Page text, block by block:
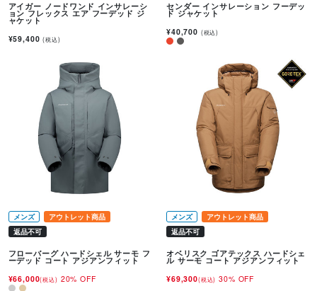
アイガー ノードワンド インサレーシ
ョン フレックス エア フーデッド ジ
ャケット
¥59,400(税込)
センダー インサレーション フーデッ
ド ジャケット
¥40,700 (税込)
メンズ
アウトレット商品
返品不可
フローバーグ ハードシェル サーモ フ
ーデッド コート アジアンフィット
¥66,000(税込) 20% OFF
メンズ
アウトレット商品
返品不可
オベリスク ゴアテックス ハードシェ
ル サーモ コート アジアンフィット
¥69,300(税込) 30% OFF